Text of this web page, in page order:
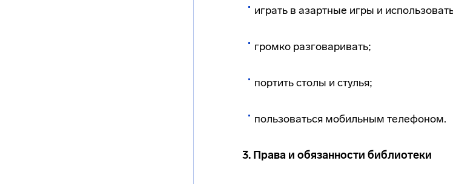
играть в азартные игры и
громко разговаривать;
портить столы и стулья;
пользоваться мобильным телефоном.
3. Права и обязанности библиотеки